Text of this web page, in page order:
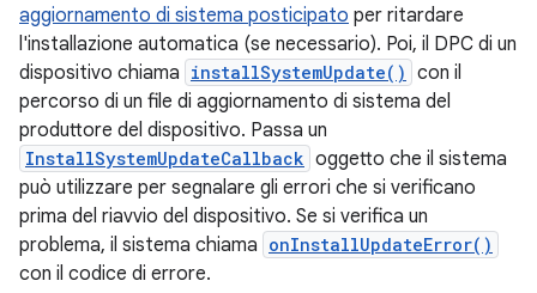
aggiornamento di sistema posticipato per ritardare
l'installazione automatica (se necessario). Poi, il DPC di un
dispositivo chiama installSystemUpdate() con il
percorso di un file di aggiornamento di sistema del
produttore del dispositivo. Passa un
InstallSystemUpdateCallback oggetto che il sistema
può utilizzare per segnalare gli errori che si verificano
prima del riavvio del dispositivo. Se si verifica un
problema, il sistema chiama onInstallUpdateError()
con il codice di errore.